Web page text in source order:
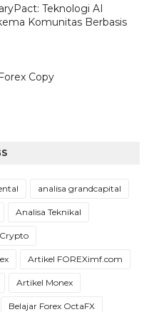
Teknologi AI
Komunitas Berbasis
Copy
analisa grandcapital
Analisa Teknikal
Artikel FOREXimf.com
Artikel Monex
Belajar Forex OctaFX